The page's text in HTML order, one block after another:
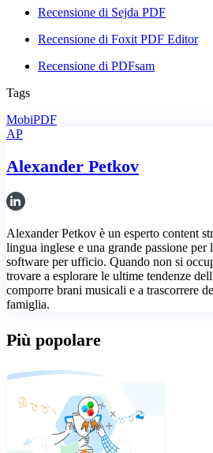
Recensione di Sejda PDF
Recensione di Foxit PDF Editor
Recensione di PDFsam
Tags
MobiPDF
AP
Alexander Petkov
Alexander Petkov è un esperto content
lingua inglese e una grande passione
software per ufficio. Quando non si
trovare a esplorare le ultime tendenze
comporre brani musicali e a trascorrere
famiglia.
Più popolare